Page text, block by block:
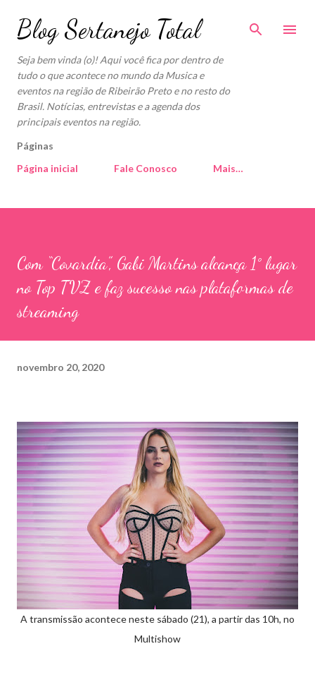
Pular para o conteúdo principal
Blog Sertanejo Total
Seja bem vinda (o)! Aqui você fica por dentro de
tudo o que acontece no mundo da Musica e
eventos na região de Ribeirão Preto e no resto do
Brasil. Notícias, entrevistas e a agenda dos
principais eventos na região.
Páginas
Página inicial
Fale Conosco Mais…
Com “Covardia”, Gabi Martins alcança 1° lugar
no Top TVZ e faz sucesso nas plataformas de
streaming
novembro 20, 2020
A transmissão acontece neste sábado (21), a partir das 10h, no
Multishow